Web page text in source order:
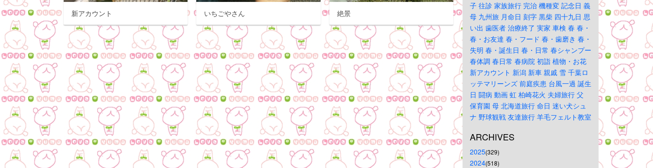
新アカウント いちごやさん 絶景
子 往診 家族旅行 完治 機種変 記念日 義
母 九州旅 月命日 刻字 黒柴 四十九日 思
い出 歯医者 治療終了 実家 車検 春 春・
春・お友達 春・フード 春・歯磨き 春・
失明 春・誕生日 春・日常 春シャンプー
春体調 春日常 春病院 初詣 植物・お花
新アカウント 新潟 新車 親戚 雪 千葉ロ
ッテマリーンズ 前庭疾患 台風一過 誕生
日 闘病 動画 虹 柏崎花火 夫婦旅行 父
保育園 母 北海道旅行 命日 迷い犬シュ
ナ 野球観戦 友達旅行 羊毛フェルト教室
ARCHIVES
2025(329)
2024(518)